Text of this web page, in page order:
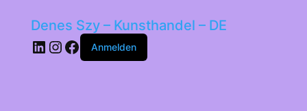
Denes Szy – Kunsthandel – DE
LinkedIn
Instagram
Facebook
Anmelden